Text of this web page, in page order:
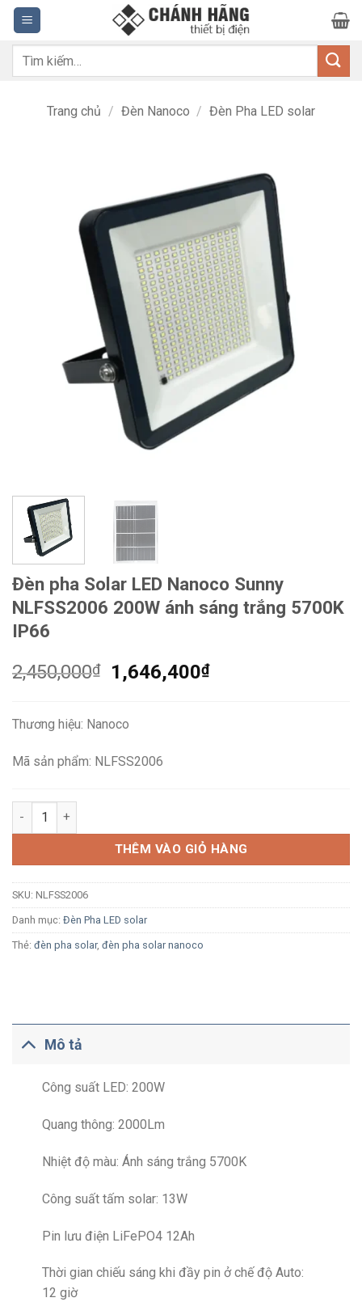
Bỏ
qua
nội
dung
Tìm
Trang chủ / Đèn Nanoco / Đèn Pha LED solar
Đèn pha Solar LED Nanoco Sunny
NLFSS2006 200W ánh sáng trắng 5700K
IP66
2,450,000₫
Giá
2,450,000₫.
1,646,400₫Giá
Thương hiệu: Nanoco
Mã sản phẩm: NLFSS2006
Đèn pha Solar LED Nanoco Sunny NLFSS2006 200W ánh sáng
THÊM VÀO GIỎ HÀNG
SKU: NLFSS2006
Danh mục: Đèn Pha LED solar
Thẻ: đèn pha solar, đèn pha solar nanoco
Mô tả
Công suất LED: 200W
Quang thông: 2000Lm
Nhiệt độ màu: Ánh sáng trắng 5700K
Công suất tấm solar: 13W
Pin lưu điện LiFePO4 12Ah
Thời gian chiếu sáng khi đầy pin ở chế độ Auto:
12 giờ